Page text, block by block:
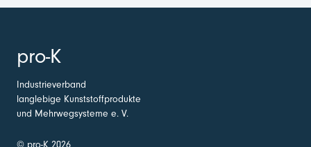
pro-K
Industrieverband
langlebige Kunststoffprodukte
und Mehrwegsysteme e. V.
© pro-K 2026